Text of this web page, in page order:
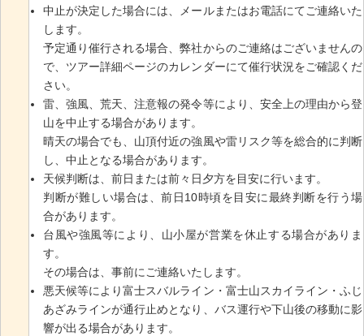
中止が決定した場合には、メールまたはお電話にてご連絡いた
します。
予定通り催行される場合、弊社からのご連絡はございませんの
で、ツアー詳細ページのカレンダーにて催行状況をご確認くだ
さい。
雷、強風、荒天、注意報の発令等により、安全上の理由から登
山を中止する場合があります。
晴天の場合でも、山頂付近の強風や雷リスク等を総合的に判断
し、中止となる場合があります。
天候判断は、前日または前々日夕方を目安に行います。
判断が難しい場合は、前日10時頃を目安に最終判断を行う場
合があります。
台風や強風等により、山小屋が営業を休止する場合がありま
す。
その場合は、事前にご連絡いたします。
悪天候等により富士スバルライン・富士山スカイライン・ふじ
あざみラインが通行止めとなり、バス運行や下山後の移動に影
響が出る場合があります。